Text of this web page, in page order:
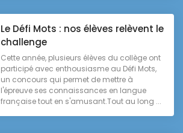
Le Défi Mots : nos élèves relèvent le
challenge
Cette année, plusieurs élèves du collège ont
participé avec enthousiasme au Défi Mots,
un concours qui permet de mettre à
l'épreuve ses connaissances en langue
française tout en s'amusant.Tout au long ...